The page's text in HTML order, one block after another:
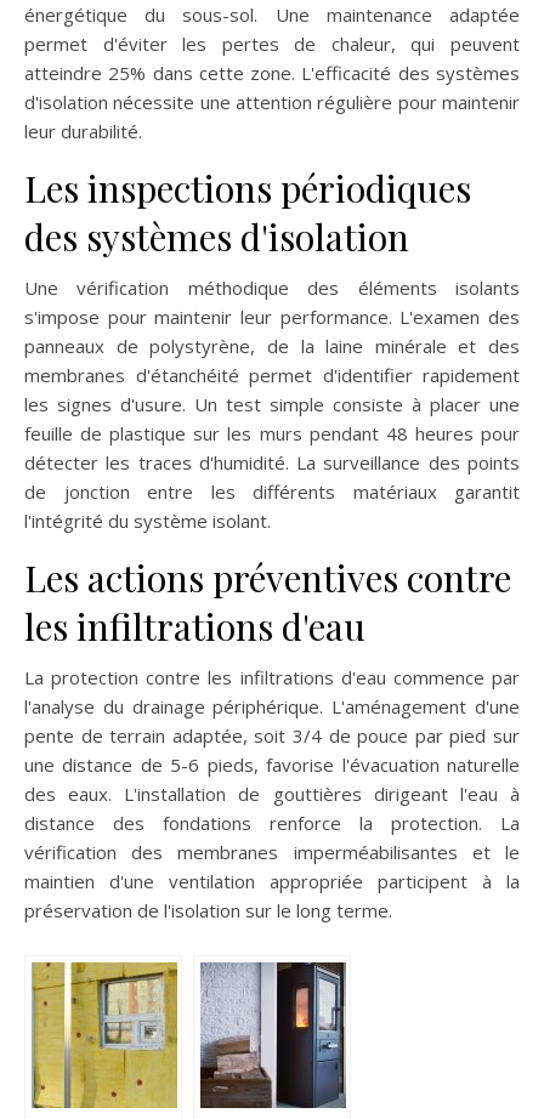
énergétique du sous-sol. Une maintenance adaptée
permet d'éviter les pertes de chaleur, qui peuvent
atteindre 25% dans cette zone. L'efficacité des systèmes
d'isolation nécessite une attention régulière pour maintenir
leur durabilité.
Les inspections périodiques
des systèmes d'isolation
Une vérification méthodique des éléments isolants
s'impose pour maintenir leur performance. L'examen des
panneaux de polystyrène, de la laine minérale et des
membranes d'étanchéité permet d'identifier rapidement
les signes d'usure. Un test simple consiste à placer une
feuille de plastique sur les murs pendant 48 heures pour
détecter les traces d'humidité. La surveillance des points
de jonction entre les différents matériaux garantit
l'intégrité du système isolant.
Les actions préventives contre
les infiltrations d'eau
La protection contre les infiltrations d'eau commence par
l'analyse du drainage périphérique. L'aménagement d'une
pente de terrain adaptée, soit 3/4 de pouce par pied sur
une distance de 5-6 pieds, favorise l'évacuation naturelle
des eaux. L'installation de gouttières dirigeant l'eau à
distance des fondations renforce la protection. La
vérification des membranes imperméabilisantes et le
maintien d'une ventilation appropriée participent à la
préservation de l'isolation sur le long terme.